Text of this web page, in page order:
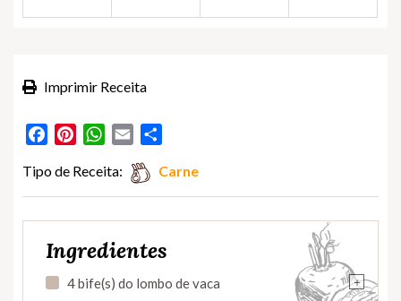
Imprimir Receita
FacebookPinterestWhatsApp
Email
Tipo de Receita: Carne
Ingredientes
+
4 bife(s) do lombo de vaca